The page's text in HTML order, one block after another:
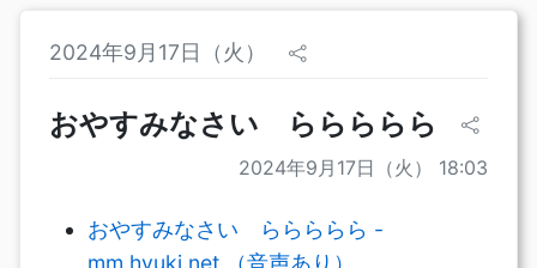
2024年9月17日（火）
おやすみなさい ららららら
2024年9月17日（火） 18:03
おやすみなさい ららららら -
mm.hyuki.net （音声あり）